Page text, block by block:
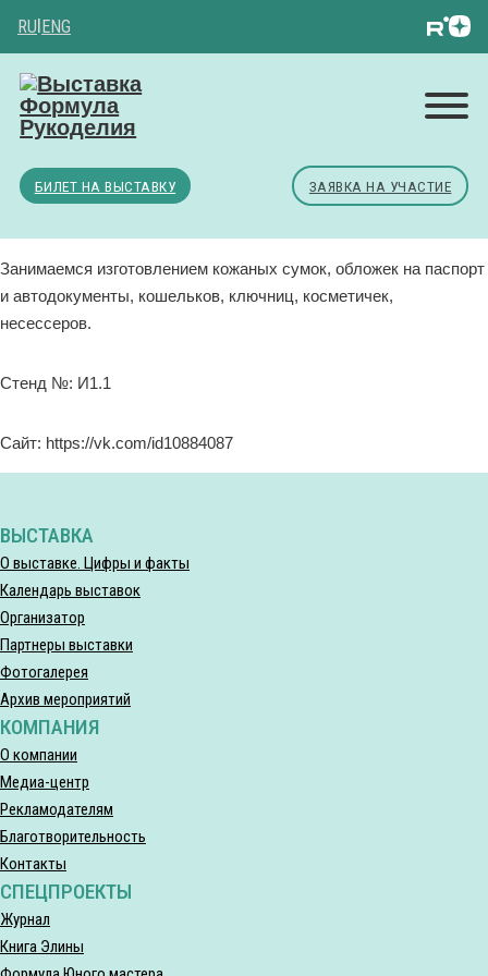
RU|ENG
БИЛЕТ НА ВЫСТАВКУ ЗАЯВКА НА УЧАСТИЕ
Занимаемся изготовлением кожаных сумок, обложек на паспорт
и автодокументы, кошельков, ключниц, косметичек,
несессеров.
Стенд №: И1.1
Сайт: https://vk.com/id10884087
ВЫСТАВКА
О выставке. Цифры и факты
Календарь выставок
Организатор
Партнеры выставки
Фотогалерея
Архив мероприятий
КОМПАНИЯ
О компании
Медиа-центр
Рекламодателям
Благотворительность
Контакты
СПЕЦПРОЕКТЫ
Журнал
Книга Элины